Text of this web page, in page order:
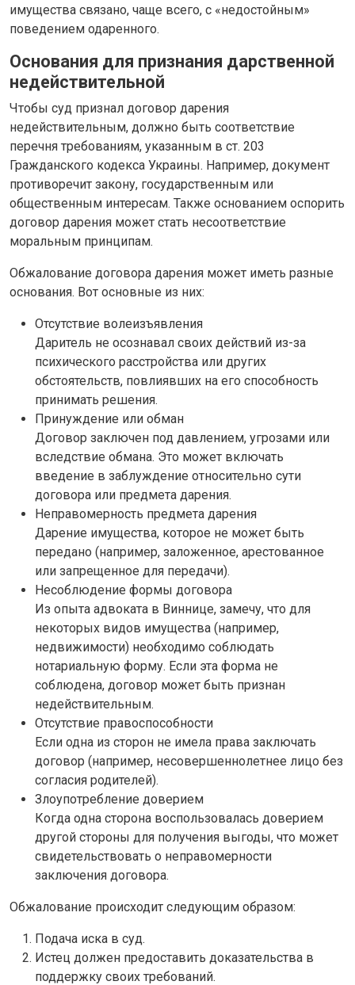
имущества связано, чаще всего, с «недостойным»
поведением одаренного.
Основания для признания дарственной
недействительной
Чтобы суд признал договор дарения
недействительным, должно быть соответствие
перечня требованиям, указанным в ст. 203
Гражданского кодекса Украины. Например, документ
противоречит закону, государственным или
общественным интересам. Также основанием оспорить
договор дарения может стать несоответствие
моральным принципам.
Обжалование договора дарения может иметь разные
основания. Вот основные из них:
Отсутствие волеизъявления
Даритель не осознавал своих действий из-за
психического расстройства или других
обстоятельств, повлиявших на его способность
принимать решения.
Принуждение или обман
Договор заключен под давлением, угрозами или
вследствие обмана. Это может включать
введение в заблуждение относительно сути
договора или предмета дарения.
Неправомерность предмета дарения
Дарение имущества, которое не может быть
передано (например, заложенное, арестованное
или запрещенное для передачи).
Несоблюдение формы договора
Из опыта адвоката в Виннице, замечу, что для
некоторых видов имущества (например,
недвижимости) необходимо соблюдать
нотариальную форму. Если эта форма не
соблюдена, договор может быть признан
недействительным.
Отсутствие правоспособности
Если одна из сторон не имела права заключать
договор (например, несовершеннолетнее лицо без
согласия родителей).
Злоупотребление доверием
Когда одна сторона воспользовалась доверием
другой стороны для получения выгоды, что может
свидетельствовать о неправомерности
заключения договора.
Обжалование происходит следующим образом:
Подача иска в суд.
Истец должен предоставить доказательства в
поддержку своих требований.